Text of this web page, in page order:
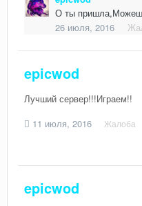
О ты
26 июля, 2016
epicwod
Лучший сервер!!!Играем!!
11 июля, 2016
Жалоба
epicwod